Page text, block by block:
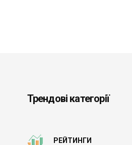
Трендові категорії
РЕЙТИНГИ